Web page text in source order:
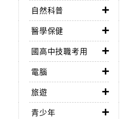
自然科普
醫學保健
國高中技職考用
電腦
旅遊
青少年